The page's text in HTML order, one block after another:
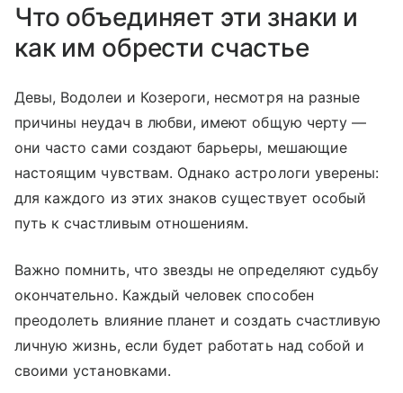
Что объединяет эти знаки и
как им обрести счастье
Девы, Водолеи и Козероги, несмотря на разные
причины неудач в любви, имеют общую черту —
они часто сами создают барьеры, мешающие
настоящим чувствам. Однако астрологи уверены:
для каждого из этих знаков существует особый
путь к счастливым отношениям.
Важно помнить, что звезды не определяют судьбу
окончательно. Каждый человек способен
преодолеть влияние планет и создать счастливую
личную жизнь, если будет работать над собой и
своими установками.